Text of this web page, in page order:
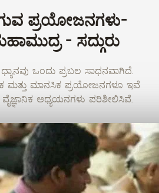
ಪ್ರಯೋಜನಗಳು-
- ಸದ್ಗುರು
ಒಂದು ಪ್ರಬಲ ಸಾಧನವಾಗಿದೆ.
ಮತ್ತು ಮಾನಸಿಕ ಪ್ರಯೋಜನಗಳೂ ಇವೆ
ಅಧ್ಯಯನಗಳು ಪರಿಶೀಲಿಸಿವೆ.